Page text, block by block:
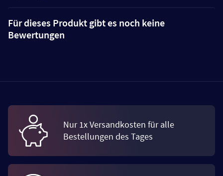
Für dieses Produkt gibt es noch keine
Bewertungen
Nur 1x Versandkosten für alle
Bestellungen des Tages